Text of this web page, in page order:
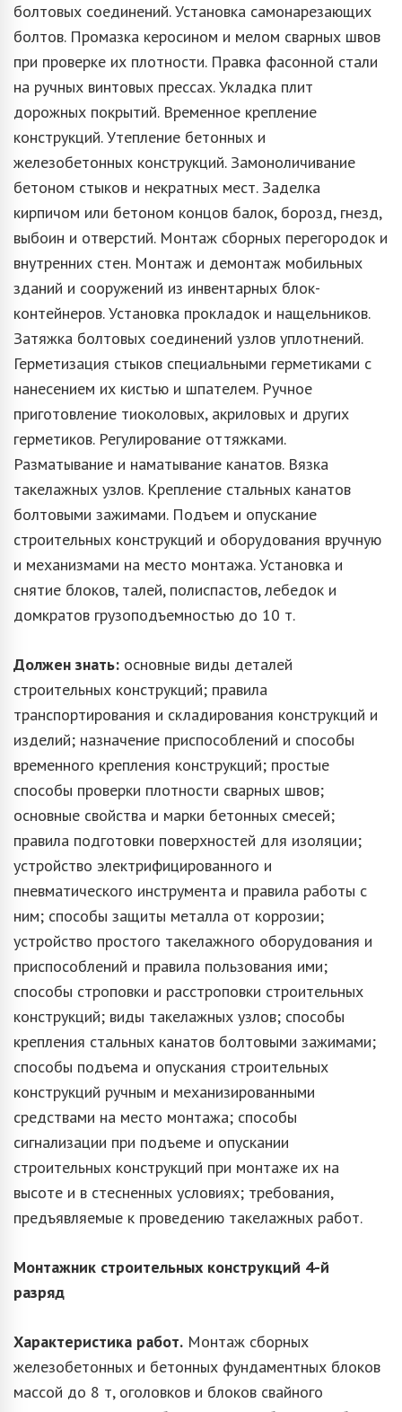
болтовых соединений. Установка самонарезающих
болтов. Промазка керосином и мелом сварных швов
при проверке их плотности. Правка фасонной стали
на ручных винтовых прессах. Укладка плит
дорожных покрытий. Временное крепление
конструкций. Утепление бетонных и
железобетонных конструкций. Замоноличивание
бетоном стыков и некратных мест. Заделка
кирпичом или бетоном концов балок, борозд, гнезд,
выбоин и отверстий. Монтаж сборных перегородок и
внутренних стен. Монтаж и демонтаж мобильных
зданий и сооружений из инвентарных блок-
контейнеров. Установка прокладок и нащельников.
Затяжка болтовых соединений узлов уплотнений.
Герметизация стыков специальными герметиками с
нанесением их кистью и шпателем. Ручное
приготовление тиоколовых, акриловых и других
герметиков. Регулирование оттяжками.
Разматывание и наматывание канатов. Вязка
такелажных узлов. Крепление стальных канатов
болтовыми зажимами. Подъем и опускание
строительных конструкций и оборудования вручную
и механизмами на место монтажа. Установка и
снятие блоков, талей, полиспастов, лебедок и
домкратов грузоподъемностью до 10 т.
Должен знать: основные виды деталей
строительных конструкций; правила
транспортирования и складирования конструкций и
изделий; назначение приспособлений и способы
временного крепления конструкций; простые
способы проверки плотности сварных швов;
основные свойства и марки бетонных смесей;
правила подготовки поверхностей для изоляции;
устройство электрифицированного и
пневматического инструмента и правила работы с
ним; способы защиты металла от коррозии;
устройство простого такелажного оборудования и
приспособлений и правила пользования ими;
способы строповки и расстроповки строительных
конструкций; виды такелажных узлов; способы
крепления стальных канатов болтовыми зажимами;
способы подъема и опускания строительных
конструкций ручным и механизированными
средствами на место монтажа; способы
сигнализации при подъеме и опускании
строительных конструкций при монтаже их на
высоте и в стесненных условиях; требования,
предъявляемые к проведению такелажных работ.
Монтажник строительных конструкций 4-й
разряд
Характеристика работ. Монтаж сборных
железобетонных и бетонных фундаментных блоков
массой до 8 т, оголовков и блоков свайного